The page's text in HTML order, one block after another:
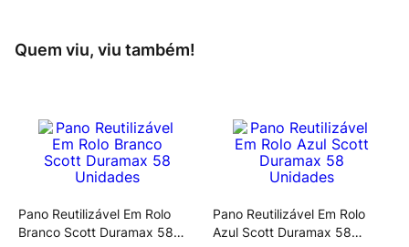
Quem viu, viu também!
Pano Reutilizável Em Rolo
Branco Scott Duramax 58
Pano Reutilizável Em Rolo
Azul Scott Duramax 58